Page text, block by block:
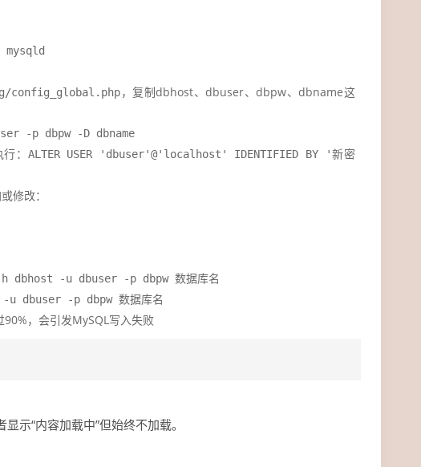
config_global.php，复制dbhost、dbuser、dbpw、dbname这
-p dbpw -D dbname
： ALTER USER 'dbuser'@'localhost' IDENTIFIED BY '新密
修改：
dbhost -u dbuser -p dbpw 数据库名
dbuser -p dbpw 数据库名
，会引发MySQL写入失败
示“内容加载中”但始终不加载。